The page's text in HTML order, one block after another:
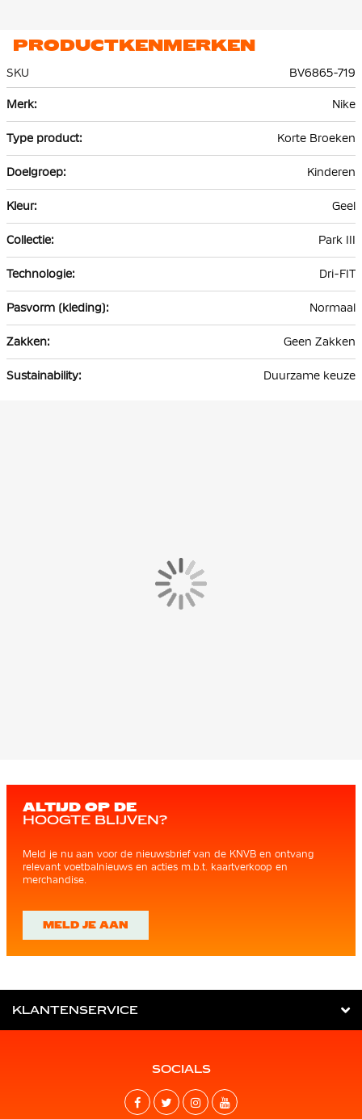
PRODUCTKENMERKEN
SKU
BV6865-719
informatie
Nike
Korte Broeken
Kinderen
Geel
Park III
Dri-FIT
Normaal
Geen Zakken
Duurzame keuze
ALTIJD OP DE
HOOGTE BLIJVEN?
Meld je nu aan voor de nieuwsbrief van de KNVB en ontvang
relevant voetbalnieuws en acties m.b.t. kaartverkoop en
merchandise.
MELD JE AAN
KLANTENSERVICE
SOCIALS